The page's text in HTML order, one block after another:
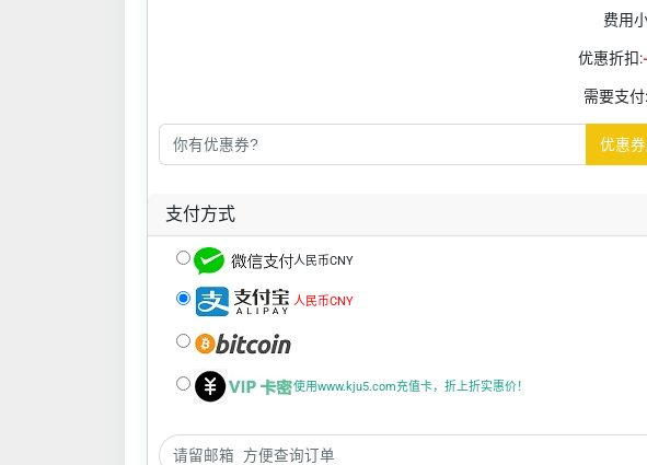
费用
优惠折扣:
需要支付:
优惠
支付方式
人民币CNY
人民币CNY
使用www.kju5.com充值卡，折上折实惠价！